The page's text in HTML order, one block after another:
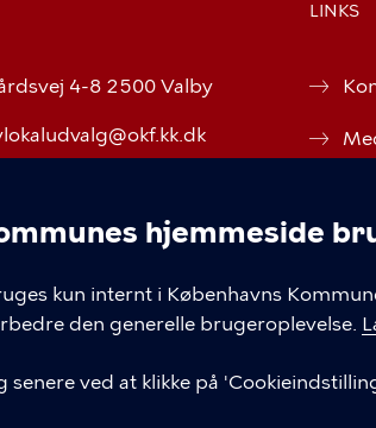
hjemmeside
kun internt i Københavns
den generelle brugeroplevelse.
senere ved at klikke på
4-8 2500 Valby
LINKS